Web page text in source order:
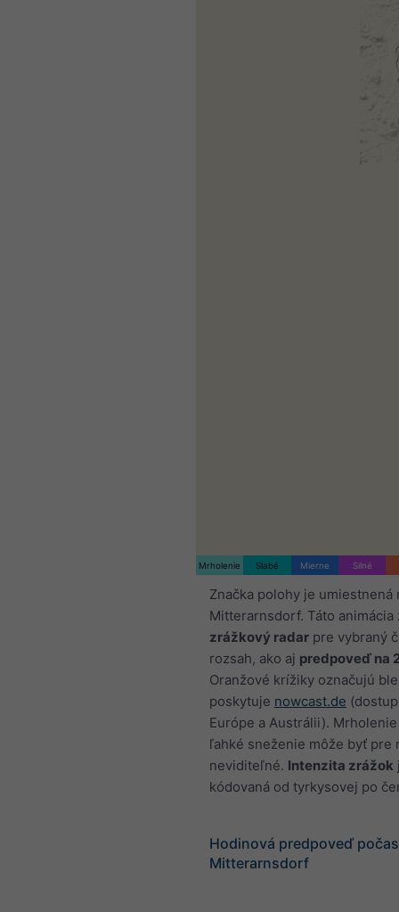
Mrholenie Slabé Mierne Silné
Značka polohy je umiestnená
Mitterarnsdorf. Táto animácia
zrážkový radar pre vybraný
rozsah, ako aj predpoveď na
Oranžové krížiky označujú
poskytuje nowcast.de
Európe a Austrálii).
ľahké sneženie môže byť pre
neviditeľné. Intenzita zrážok
kódovaná od tyrkysovej po
Hodinová predpoveď
Mitterarnsdorf